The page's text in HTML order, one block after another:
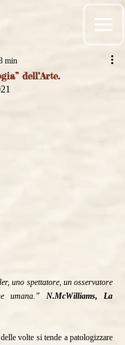
dell’Arte.
min
uno spettatore, un osservatore
umana.” N.McWilliams, La
volte si tende a patologizzare